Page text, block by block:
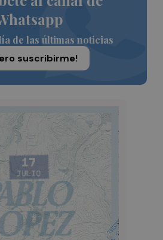
de las últimas noticias
suscribirme!